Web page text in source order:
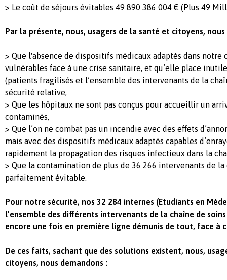
> Le coût de séjours évitables 49 890 386 004 € (Plus 49
Par la présente, nous, usagers de la santé et citoyens, nous
> Que l'absence de dispositifs médicaux adaptés dans notre
vulnérables face à une crise sanitaire, et qu’elle place
(patients fragilisés et l’ensemble des intervenants de la
sécurité relative,
> Que les hôpitaux ne sont pas conçus pour accueillir un
contaminés,
> Que l’on ne combat pas un incendie avec des effets
mais avec des dispositifs médicaux adaptés capables
rapidement la propagation des risques infectieux dans la
> Que la contamination de plus de 36 266 intervenants de
parfaitement évitable.
Pour notre sécurité, nos 32 284 internes (Etudiants en
l’ensemble des différents intervenants de la chaîne de
encore une fois en première ligne démunis de tout, face à
De ces faits, sachant que des solutions existent, nous,
citoyens, nous demandons :